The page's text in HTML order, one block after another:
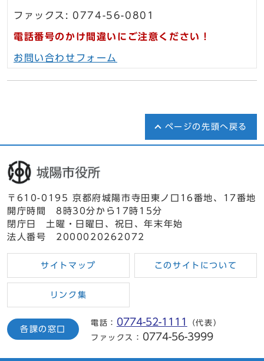
ファックス: 0774-56-0801
電話番号のかけ間違いにご注意ください！
お問い合わせフォーム
ページの先頭へ戻る
〒610-0195 京都府城陽市寺田東ノ口16番地、17番地
開庁時間 8時30分から17時15分
閉庁日 土曜・日曜日、祝日、年末年始
法人番号 2000020262072
サイトマップ このサイトについて
リンク集
各課の窓口
電話： 0774-52-1111
（代表）
ファックス：
0774-56-3999